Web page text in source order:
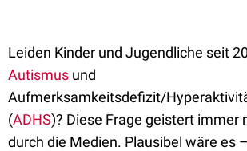
Leiden Kinder und Jugendliche seit
Autismus und
Aufmerksamkeitsdefizit/
(ADHS)? Diese Frage geistert immer
durch die Medien. Plausibel wäre es